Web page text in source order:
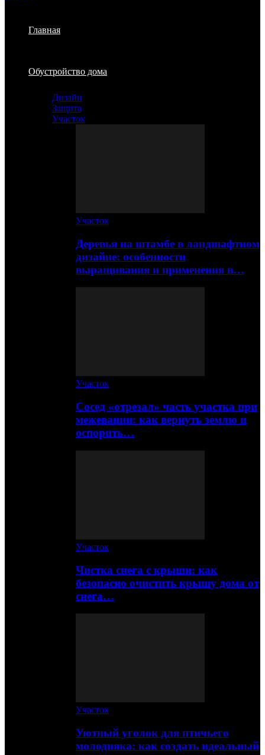
Главная
Обустройство дома
Дизайн
Защита
Участок
Участок
Деревья на штамбе в ландшафтном
дизайне: особенности
выращивания и применения в…
Участок
Сосед «отрезал» часть участка при
межевании: как вернуть землю и
оспорить…
Участок
Чистка снега с крыши: как
безопасно очистить крышу дома от
снега…
Участок
Уютный уголок для птичьего
молодняка: как создать идеальный